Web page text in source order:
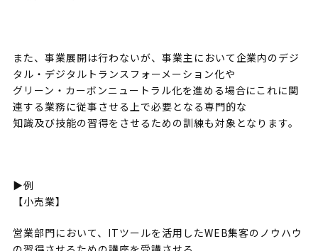
また、事業展開は行わないが、事業主において企業内のデジ
タル・デジタルトランスフォーメーション化や
グリーン・カーボンニュートラル化を進める場合にこれに関
連する業務に従事させる上で必要となる専門的な
知識及び技能の習得をさせるための訓練も対象となります。
▶例
【小売業】
営業部門において、ITツールを活用したWEB集客のノウハウ